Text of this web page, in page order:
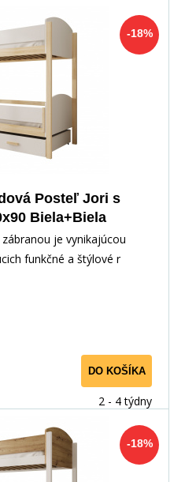
-18%
Posteľ Jori s
Biela+Biela
je vynikajúcou
funkčné a štýlové r
DO KOŠÍKA
2 - 4 týdny
-18%